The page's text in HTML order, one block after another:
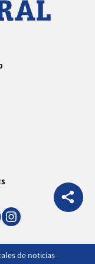
de noticias